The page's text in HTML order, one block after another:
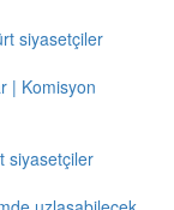
siyasetçiler
| Komisyon
siyasetçiler